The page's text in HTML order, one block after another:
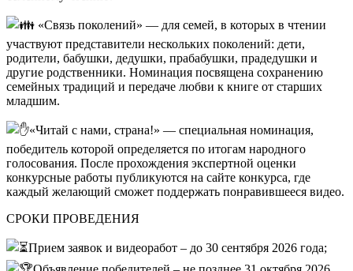
«Связь поколений» — для семей, в которых в чтении
участвуют представители нескольких поколений: дети,
родители, бабушки, дедушки, прабабушки, прадедушки и
другие родственники. Номинация посвящена сохранению
семейных традиций и передаче любви к книге от старших
младшим.
«Читай с нами, страна!» — специальная номинация,
победитель которой определяется по итогам народного
голосования. После прохождения экспертной оценки
конкурсные работы публикуются на сайте конкурса, где
каждый желающий сможет поддержать понравившееся видео.
СРОКИ ПРОВЕДЕНИЯ
Прием заявок и видеоработ – до 30 сентября 2026 года;